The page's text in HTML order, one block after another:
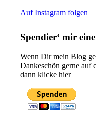
Auf Instagram folgen
Spendier‘ mir
Wenn Dir mein Blog
Dankeschön gerne auf
dann klicke hier